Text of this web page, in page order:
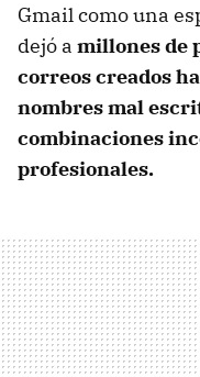
Gmail como una
dejó a millones de
correos creados
nombres mal
combinaciones
profesionales.